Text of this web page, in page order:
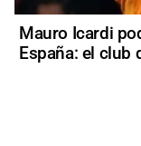
Mauro Icardi
España: el club